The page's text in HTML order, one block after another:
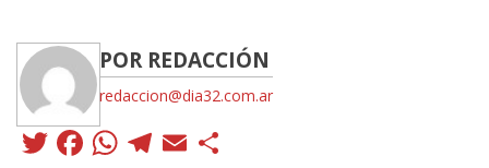
POR REDACCIÓN
redaccion@dia32.com.ar
Twitter
Facebook
WhatsApp
Telegram
Email